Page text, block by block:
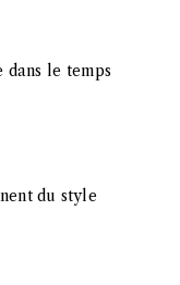
dans le temps
du style